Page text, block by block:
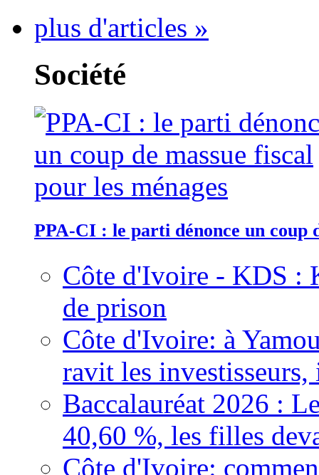
plus d'articles »
Société
PPA-CI : le parti dénonce un coup
Côte d'Ivoire - KDS :
de prison
Côte d'Ivoire: à
ravit les
Baccalauréat 2026 :
40,60 %, les filles
Côte d'Ivoire: